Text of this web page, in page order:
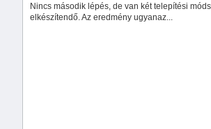
Nincs második lépés, de van két telepítési
elkészítendő. Az eredmény ugyanaz...